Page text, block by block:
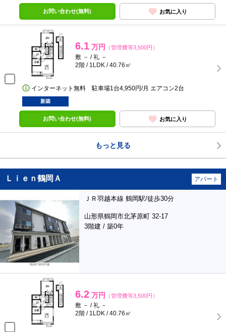
お問い合わせ(無料) お気に入り
6.1 万円 （管理費等3,500円）
敷 － / 礼 －
2階 / 1LDK / 40.76㎡
インターネット無料 駐車場1台4,950円/月 エアコン2台
新築
お問い合わせ(無料) お気に入り
もっと見る
Ｌｉｅｎ鶴岡Ａ アパート
ＪＲ羽越本線 鶴岡駅/徒歩30分
山形県鶴岡市北茅原町 32-17
3階建 / 築0年
6.2 万円 （管理費等3,500円）
敷 － / 礼 －
2階 / 1LDK / 40.76㎡